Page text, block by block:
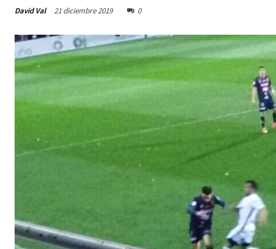
David Val 21 diciembre 2019 0